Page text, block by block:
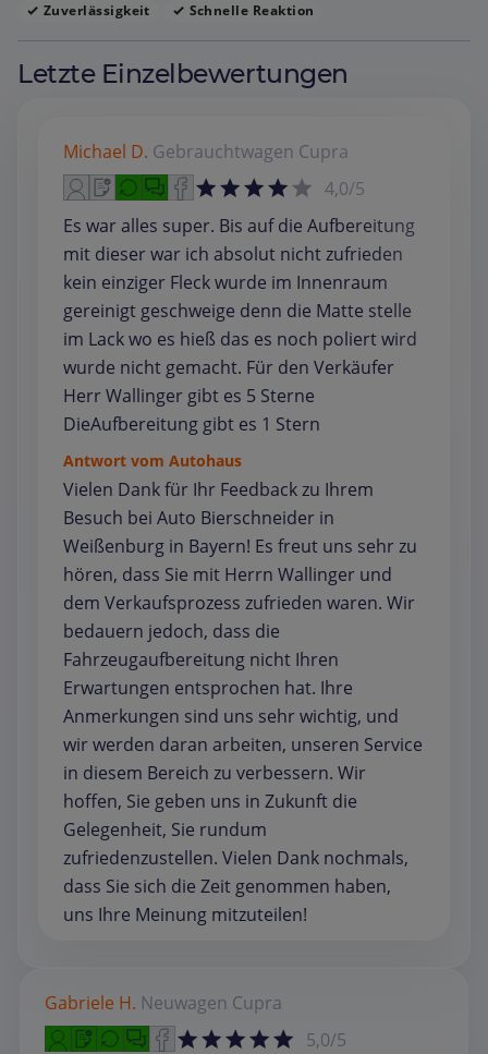
Zuverlässigkeit
Schnelle Reaktion
Letzte Einzelbewertungen
Michael D. Gebrauchtwagen Cupra
4,0/5
Es war alles super. Bis auf die Aufbereitung
mit dieser war ich absolut nicht zufrieden
kein einziger Fleck wurde im Innenraum
gereinigt geschweige denn die Matte stelle
im Lack wo es hieß das es noch poliert wird
wurde nicht gemacht. Für den Verkäufer
Herr Wallinger gibt es 5 Sterne
DieAufbereitung gibt es 1 Stern
Antwort vom Autohaus
Vielen Dank für Ihr Feedback zu Ihrem
Besuch bei Auto Bierschneider in
Weißenburg in Bayern! Es freut uns sehr zu
hören, dass Sie mit Herrn Wallinger und
dem Verkaufsprozess zufrieden waren. Wir
bedauern jedoch, dass die
Fahrzeugaufbereitung nicht Ihren
Erwartungen entsprochen hat. Ihre
Anmerkungen sind uns sehr wichtig, und
wir werden daran arbeiten, unseren Service
in diesem Bereich zu verbessern. Wir
hoffen, Sie geben uns in Zukunft die
Gelegenheit, Sie rundum
zufriedenzustellen. Vielen Dank nochmals,
dass Sie sich die Zeit genommen haben,
uns Ihre Meinung mitzuteilen!
Gabriele H. Neuwagen Cupra
5,0/5